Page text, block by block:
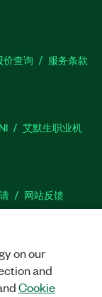
价查询
服务条款
艾默生职业机
网站反馈
on our
and
Cookie